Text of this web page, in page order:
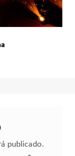
publicado.